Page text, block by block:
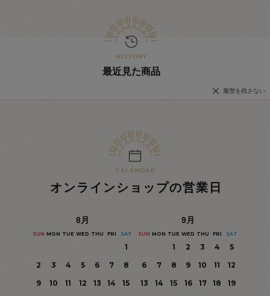
最近見た商品
履歴を残さない
オンラインショップの営業日
8月
SUN MON TUE WED THU FRI SAT
1
2
3 4 5 6 7
8
9
10 11 12 13 14
15
9月
SUN MON TUE WED THU FRI SAT
1 2 3 4
5
6
7 8 9 10 11
12
13
14 15 16 17 18
19